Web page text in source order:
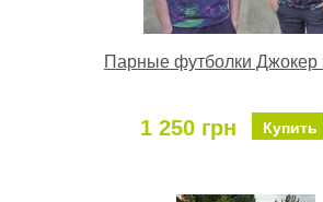
Парные футболки Джокер
1 250 грн Купить